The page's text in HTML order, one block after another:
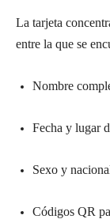
La tarjeta
entre la que se
Nombre
Fecha y lugar
Sexo y
Códigos QR